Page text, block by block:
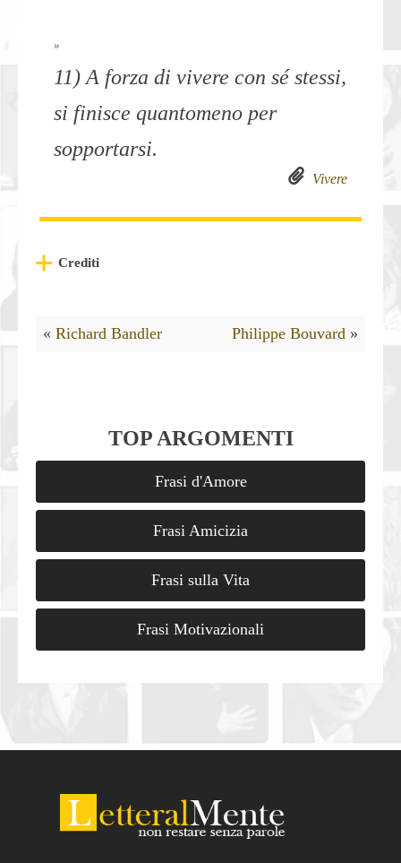
»
11) A forza di vivere con sé stessi,
si finisce quantomeno per
sopportarsi.
Vivere
Crediti
« Richard Bandler Philippe Bouvard »
TOP ARGOMENTI
Frasi d'Amore
Frasi Amicizia
Frasi sulla Vita
Frasi Motivazionali